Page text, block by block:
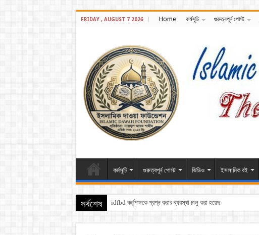
FRIDAY , AUGUST 7 2026 Home কর্মসূচি গুরুত্বপূর্ন পোস্ট
কর্মসূচি গুরুত্বপূর্ন পোস্ট ভিডিও ইসলামিক বই
সর্বশেষ idfbd কর্তৃপক্ষকে প্রশ্ন করার ব্যবস্থা চালু করা হয়েছে